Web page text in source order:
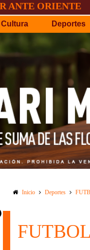
Cultura Deportes
Inicio Deportes